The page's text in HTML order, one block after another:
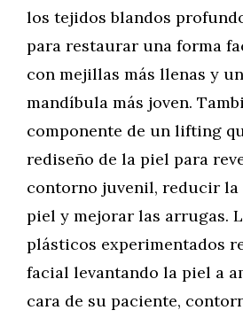
los tejidos blandos
para restaurar una forma
con mejillas más llenas y
mandíbula más joven.
componente de un lifting
rediseño de la piel para
contorno juvenil, reducir
piel y mejorar las arrugas.
plásticos experimentados
facial levantando la piel a
cara de su paciente,